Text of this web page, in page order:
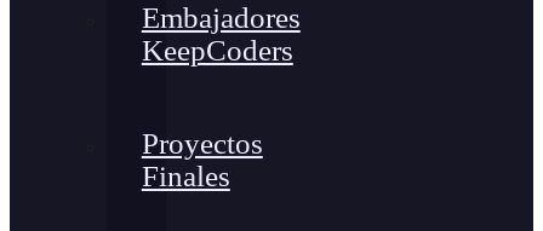
Embajadores
KeepCoders
Proyectos
Finales